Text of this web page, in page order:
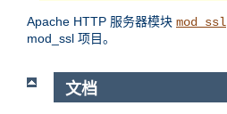
Apache HTTP 服务器模块 mod_ssl
mod_ssl 项目。
文档